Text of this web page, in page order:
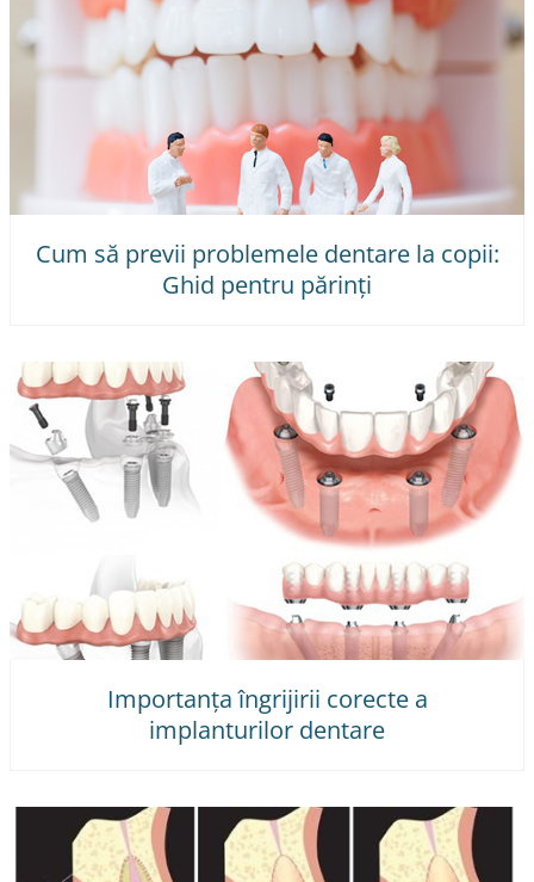
Cum să previi problemele dentare la copii:
Ghid pentru părinți
Importanța îngrijirii corecte a
implanturilor dentare